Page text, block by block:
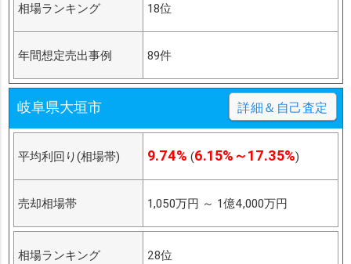
相場ランキング 18位
年間想定売出事例 89件
岐阜県大垣市 詳細＆自己査定
平均利回り(相場帯) 9.74% (6.15%～17.35%)
売却相場帯 1,050万円 ～ 1億4,000万円
相場ランキング 28位